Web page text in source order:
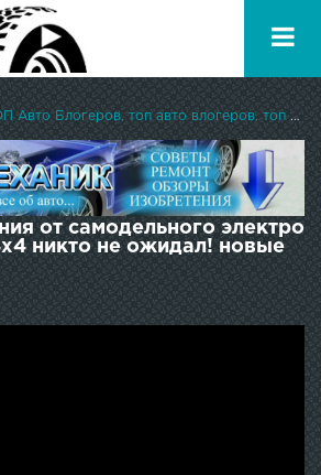
TOPAUTOTUBE.RU - ТОП Авто Блогеров, топ авто влогеров, топ авто ютуберов
от самодельного электро
никто не ожидал! новые